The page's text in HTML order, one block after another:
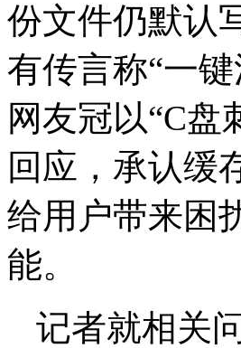
份文件仍默认
有传言称“一
网友冠以“C盘
回应，承认缓
给用户带来困
能。
记者就相关